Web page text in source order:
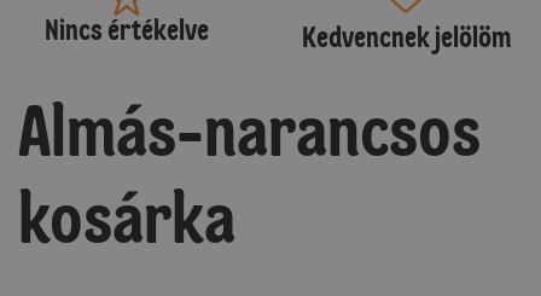
Nincs értékelve Kedvencnek jelölöm
Almás-narancsos
kosárka